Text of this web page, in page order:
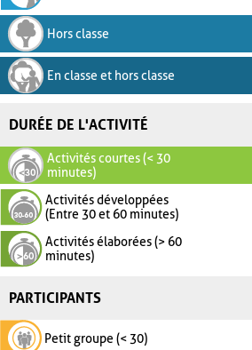
Hors classe
En classe et hors classe
DURÉE DE L'ACTIVITÉ
Activités courtes (< 30
minutes)
Activités développées
(Entre 30 et 60 minutes)
Activités élaborées (> 60
minutes)
PARTICIPANTS
Petit groupe (< 30)